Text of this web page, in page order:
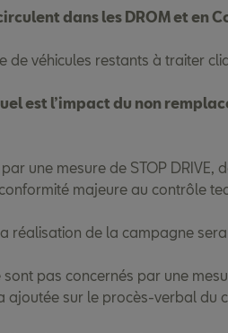
dans les DROM et en
de véhicules restants à traiter
est l’impact du non
une mesure de STOP
majeure au contrôle
réalisation de la campagne
sont pas concernés par une
ajoutée sur le procès-verbal du